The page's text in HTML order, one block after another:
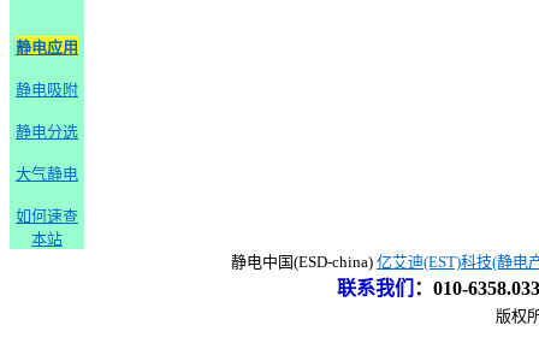
静电应用
静电吸附
静电分选
大气静电
如何速查
本站
静电中国(ESD-china) 亿艾迪(EST)科技(静电
联系我们 ： 010-
版权